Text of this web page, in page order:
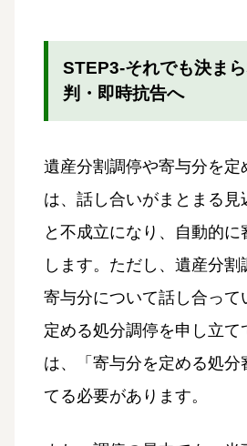
STEP3-それでも決ま
判・即時抗告へ
遺産分割調停や寄与分を定
は、話し合いがまとまる見
と不成立になり、自動的
します。ただし、遺産分
寄与分について話し合って
定める処分調停を申し立て
は、「寄与分を定める処分
てる必要があります。